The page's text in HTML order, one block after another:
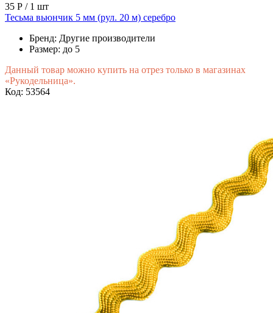
35 Р / 1 шт
Тесьма вьюнчик 5 мм (рул. 20 м) серебро
Бренд: Другие производители
Размер: до 5
Данный товар можно купить на отрез только в магазинах
«Рукодельница».
Код: 53564